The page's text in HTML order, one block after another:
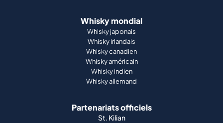
Whisky mondial
Whisky japonais
Whisky irlandais
Whisky canadien
Whisky américain
Whisky indien
Whisky allemand
Partenariats officiels
St. Kilian